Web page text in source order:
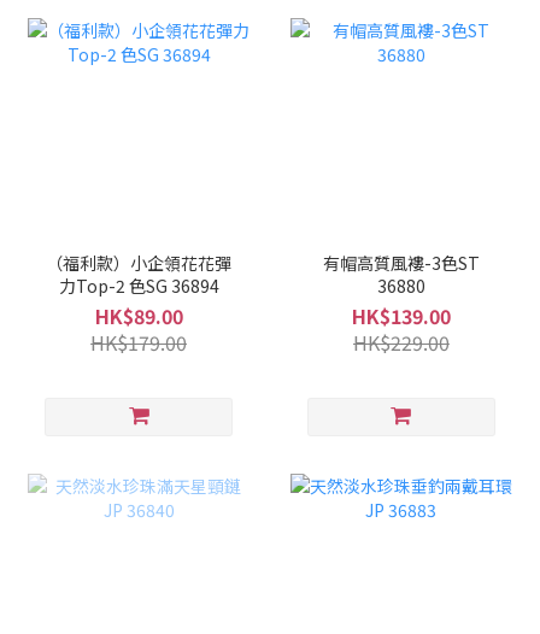
（福利款）小企領花花彈
力Top-2 色SG 36894
HK$89.00
HK$179.00
有帽高質風褸-3色ST
36880
HK$139.00
HK$229.00